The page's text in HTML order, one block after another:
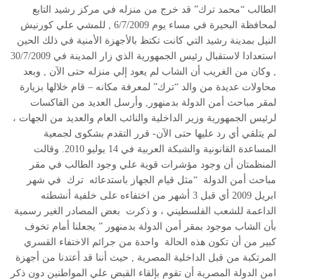
الطالب “محمد ترك” قد خرج من منزله في مركز رشيد التابع
لمحافظة البحيرة في مساء يوم 6/7/2009 , للمشي علي كورنيش
النيل بمدينة رشيد التي كانت تكتظ بالأجهزة الأمنية في ذلك الحين
استعدادا لاستقبال رئيس الجمهورية الذي زار المدينة في 30/7/2009
, وكان من الغريب أن الشاب لم يعود إلي منزله حتى الآن , وبعد
محاولات عديدة من والد “ترك” لمعرفة مكانه – قام خلالها بزيارة
لمقر مباحث أمن الدولة بدمنهور, وأرسل العديد من الفاكسات
لرئيس الجمهورية وزير الداخلية والنائب العام والعديد من الجهات ،
لم يتلقي أي رد عليها حتى الآن- قرر التقدم بشكوى لجمعية
المساعدة القانونية والشبكة العربية في 14 يوليو 2010. وقالت
المنظمتان أن وجود مؤشرات قوية علي وجود الطالب في مقر
مباحث أمن الدولة “مثل قيام الجهاز باستدعائه ترك في شهر
ابريل 2009 أي قبل 3 أشهر من اختفاءه على خلفية أنشطته
الداعمة للشعب الفلسطيني ، و ذكرت بعض المصادر الغير رسمية
بأن الشاب موجود بمقر أمن الدولة بدمنهور ” يجعلنا أمام تخوف
كبير من أن تكون هذه الحالة واحدة من جرائم الاختفاء القسري
المرتكبة من قبل الداخلية المصرية , حيث أننا قد أعتدنا من أجهزة
امن الدولة المصرية أن تقوم بإلقاء القبض علي المواطنين دون ذكر